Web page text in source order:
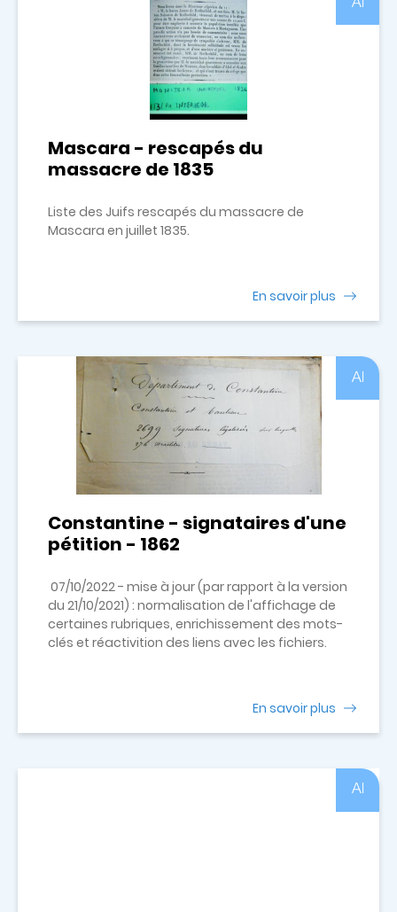
Al
Mascara - rescapés du
massacre de 1835
Liste des Juifs rescapés du massacre de
Mascara en juillet 1835.
En savoir plus
Al
Constantine - signataires d'une
pétition - 1862
07/10/2022 - mise à jour (par rapport à la version
du 21/10/2021) : normalisation de l'affichage de
certaines rubriques, enrichissement des mots-
clés et réactivition des liens avec les fichiers.
En savoir plus
Al